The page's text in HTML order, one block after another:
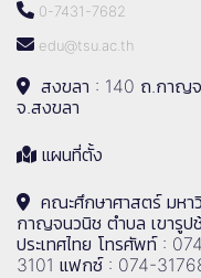
0-7431-7682
edu@tsu.ac.th
สงขลา : 140 ถ.กาญจ
จ.สงขลา
แผนที่ตั้ง
คณะศึกษาศาสตร์ มห
กาญจนวนิช ตำบล เขารูป
ประเทศไทย โทรศัพท์ :
3101 แฟกซ์ : 074-